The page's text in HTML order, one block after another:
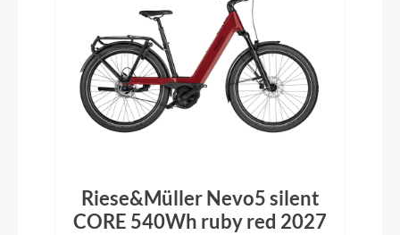
Riese&Müller Nevo5 silent
CORE 540Wh ruby red 2027